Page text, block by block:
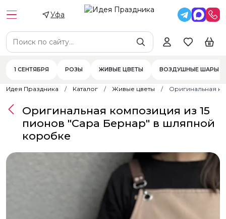
Уфа
1 СЕНТЯБРЯ РОЗЫ ЖИВЫЕ ЦВЕТЫ ВОЗДУШНЫЕ ШАРЫ
Идея Праздника Каталог Живые цветы Оригинальная
Оригинальная композиция из 15
пионов "Сара Бернар" в шляпной
коробке